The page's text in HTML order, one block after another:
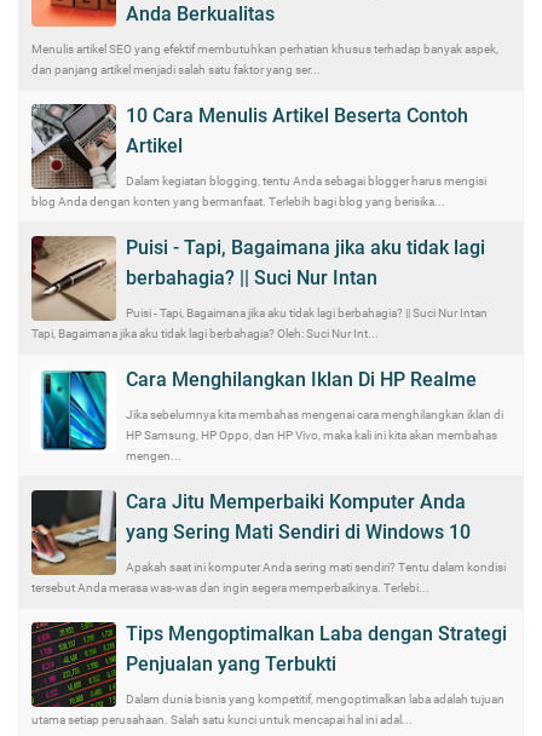
Anda Berkualitas
Menulis artikel SEO yang efektif membutuhkan perhatian khusus terhadap banyak aspek,
dan panjang artikel menjadi salah satu faktor yang ser...
10 Cara Menulis Artikel Beserta Contoh
Artikel
Dalam kegiatan blogging, tentu Anda sebagai blogger harus mengisi
blog Anda dengan konten yang bermanfaat. Terlebih bagi blog yang berisika...
Puisi - Tapi, Bagaimana jika aku tidak lagi
berbahagia? || Suci Nur Intan
Puisi - Tapi, Bagaimana jika aku tidak lagi berbahagia? || Suci Nur Intan
Tapi, Bagaimana jika aku tidak lagi berbahagia? Oleh: Suci Nur Int...
Cara Menghilangkan Iklan Di HP Realme
Jika sebelumnya kita membahas mengenai cara menghilangkan iklan di
HP Samsung, HP Oppo, dan HP Vivo, maka kali ini kita akan membahas
mengen...
Cara Jitu Memperbaiki Komputer Anda
yang Sering Mati Sendiri di Windows 10
Apakah saat ini komputer Anda sering mati sendiri? Tentu dalam kondisi
tersebut Anda merasa was-was dan ingin segera memperbaikinya. Terlebi...
Tips Mengoptimalkan Laba dengan Strategi
Penjualan yang Terbukti
Dalam dunia bisnis yang kompetitif, mengoptimalkan laba adalah tujuan
utama setiap perusahaan. Salah satu kunci untuk mencapai hal ini adal...